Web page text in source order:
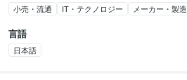
小売・流通 IT・テクノロジー メーカー・製造
言語
日本語